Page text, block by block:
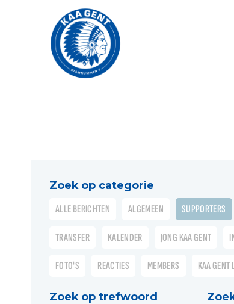
Zoek op categorie
ALLE BERICHTEN
ALGEMEEN SUPPORTERS
TRANSFER KALENDER JONG KAA GENT
FOTO'S REACTIES MEMBERS KAA GENT
Zoek op trefwoord